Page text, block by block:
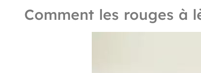
Comment les rouges à